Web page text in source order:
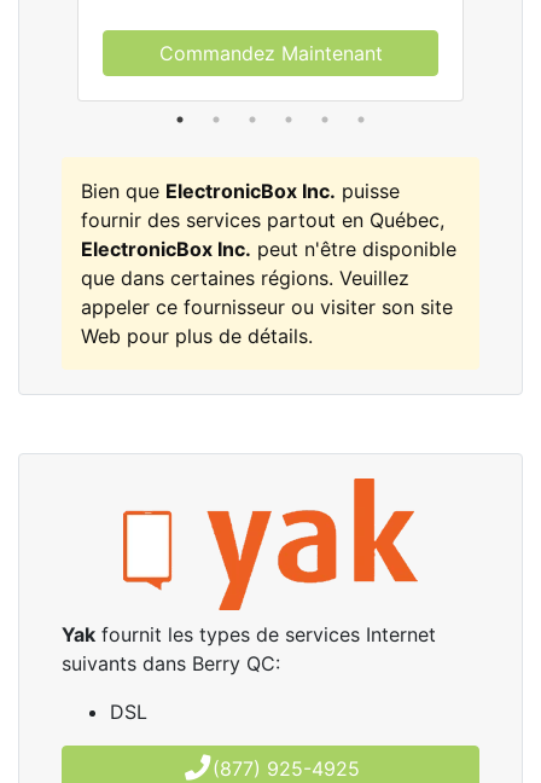
Commandez Maintenant
Bien que ElectronicBox Inc. puisse
fournir des services partout en Québec,
ElectronicBox Inc. peut n'être disponible
que dans certaines régions. Veuillez
appeler ce fournisseur ou visiter son site
Web pour plus de détails.
Yak fournit les types de services Internet
suivants dans Berry QC:
DSL
(877) 925-4925